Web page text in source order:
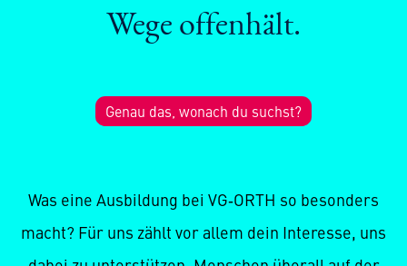
Wege offenhält.
Genau das, wonach du suchst?
Was eine Ausbildung bei VG‑ORTH so besonders
macht? Für uns zählt vor allem dein Interesse, uns